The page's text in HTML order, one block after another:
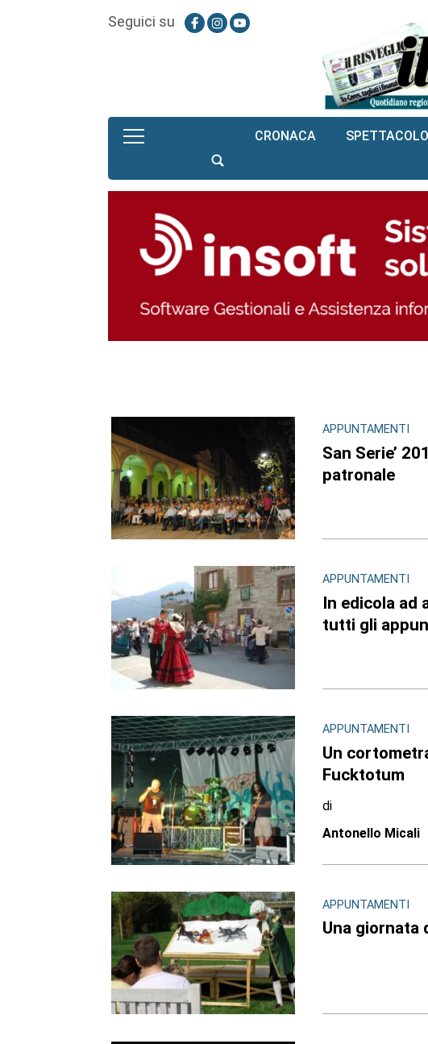
Seguici su
CRONACA
APPUNTAMENTI
San Serie’
patronale
APPUNTAMENTI
In edicola ad
tutti gli
APPUNTAMENTI
Un
Fucktotum
di
Antonello Micali
APPUNTAMENTI
Una giornata